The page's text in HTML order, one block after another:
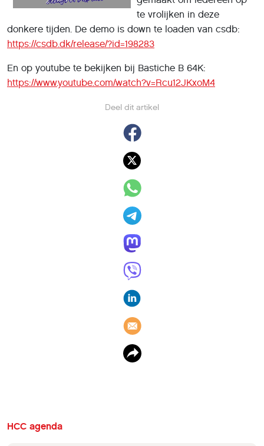
Deel dit artikel
te vrolijken in deze
donkere tijden. De demo is down te loaden van csdb:
https://csdb.dk/release/?id=198283
En op youtube te bekijken bij Bastiche B 64K:
https://www.youtube.com/watch?v=Rcu12JKxoM4
HCC agenda